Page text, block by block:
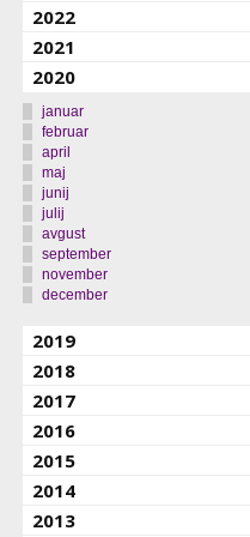
2022
2021
2020
januar
februar
april
maj
junij
julij
avgust
september
november
december
2019
2018
2017
2016
2015
2014
2013